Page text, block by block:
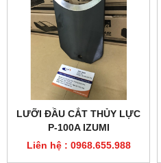
LƯỠI ĐẦU CẮT THỦY LỰC
P-100A IZUMI
Liên hệ : 0968.655.988